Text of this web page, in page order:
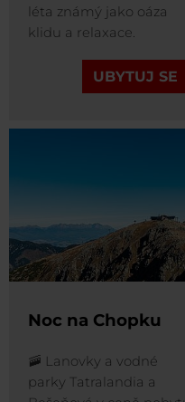
léta známý jako oáza
klidu a relaxace.
UBYTUJ SE
Noc na Chopku
🚠 Lanovky a vodné
parky Tatralandia a